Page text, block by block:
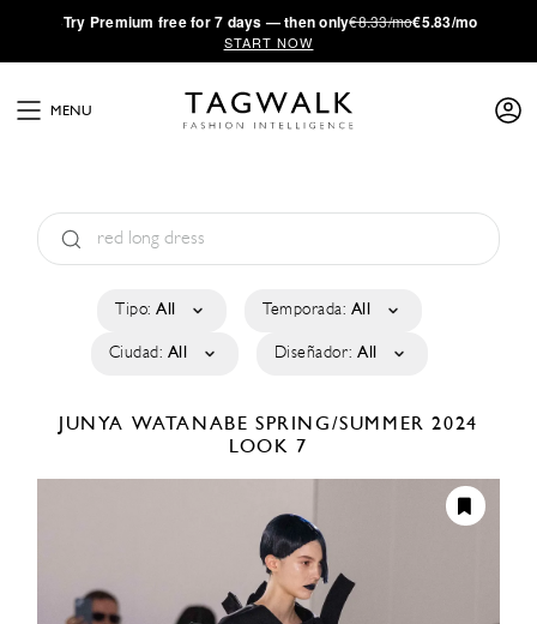
·Try Premium free for 7 days — then only€8.33/mo€5.83/mo
START NOW
MENU
Tipo: All Temporada: All
Ciudad: All Diseñador: All
JUNYA WATANABESPRING/SUMMER 2024
LOOK 7